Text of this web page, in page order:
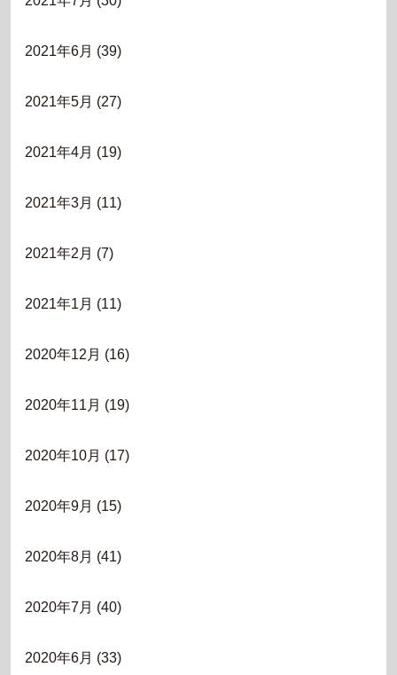
2021年6月 (39)
2021年5月 (27)
2021年4月 (19)
2021年3月 (11)
2021年2月 (7)
2021年1月 (11)
2020年12月 (16)
2020年11月 (19)
2020年10月 (17)
2020年9月 (15)
2020年8月 (41)
2020年7月 (40)
2020年6月 (33)